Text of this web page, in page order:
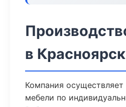
в Красноярск
Компания осуществляет
мебели по